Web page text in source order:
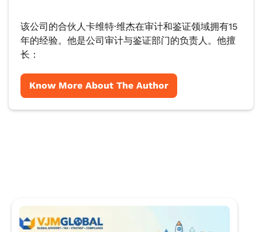
该公司的合伙人卡维特·维杰在审计和鉴证领域拥有15
年的经验。他是公司审计与鉴证部门的负责人。他擅
长：
Know More About The Author